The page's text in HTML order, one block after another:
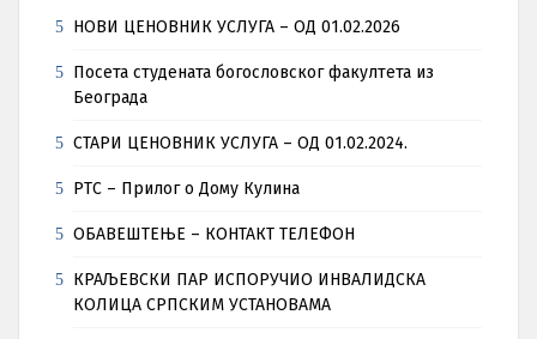
НОВИ ЦЕНОВНИК УСЛУГА – ОД 01.02.2026
Посета студената богословског факултета из
Београда
СТАРИ ЦЕНОВНИК УСЛУГА – ОД 01.02.2024.
РТС – Прилог о Дому Кулина
ОБАВЕШТЕЊЕ – КОНТАКТ ТЕЛЕФОН
КРАЉЕВСКИ ПАР ИСПОРУЧИО ИНВАЛИДСКА
КОЛИЦА СРПСКИМ УСТАНОВАМА